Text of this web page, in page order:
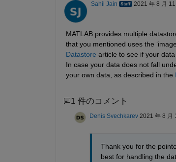
Sahil Jain 2021 年 8 月 11
MATLAB provides multiple d
that you mentioned uses the ‘
Datastore article to see if your data
In case your data does not fall
your own data, as described in the
1 件のコメント
Denis Svechkarev 2021 年 8 月
Thank you for the